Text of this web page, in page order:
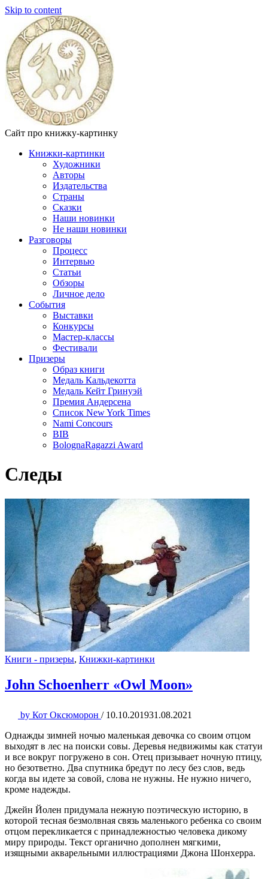
Skip to content
Сайт про книжку-картинку
Книжки-картинки
Художники
Авторы
Издательства
Страны
Сказки
Наши новинки
Не наши новинки
Разговоры
Процесс
Интервью
Статьи
Обзоры
Личное дело
События
Выставки
Конкурсы
Мастер-классы
Фестивали
Призеры
Образ книги
Медаль Кальдекотта
Медаль Кейт Гринуэй
Премия Андерсена
Список New York Times
Nami Concours
BIB
BolognaRagazzi Award
Следы
Книги - призеры, Книжки-картинки
John Schoenherr «Owl Moon»
by Кот Оксюморон / 10.10.201931.08.2021
Однажды зимней ночью маленькая девочка со своим отцом
выходят в лес на поиски совы. Деревья недвижимы как статуи
и все вокруг погружено в сон. Отец призывает ночную птицу,
но безответно. Два спутника бредут по лесу без слов, ведь
когда вы идете за совой, слова не нужны. Не нужно ничего,
кроме надежды.
Джейн Йолен придумала нежную поэтическую историю, в
которой тесная безмолвная связь маленького ребенка со своим
отцом перекликается с принадлежностью человека дикому
миру природы. Текст органично дополнен мягкими,
изящными акварельными иллюстрациями Джона Шонхерра.